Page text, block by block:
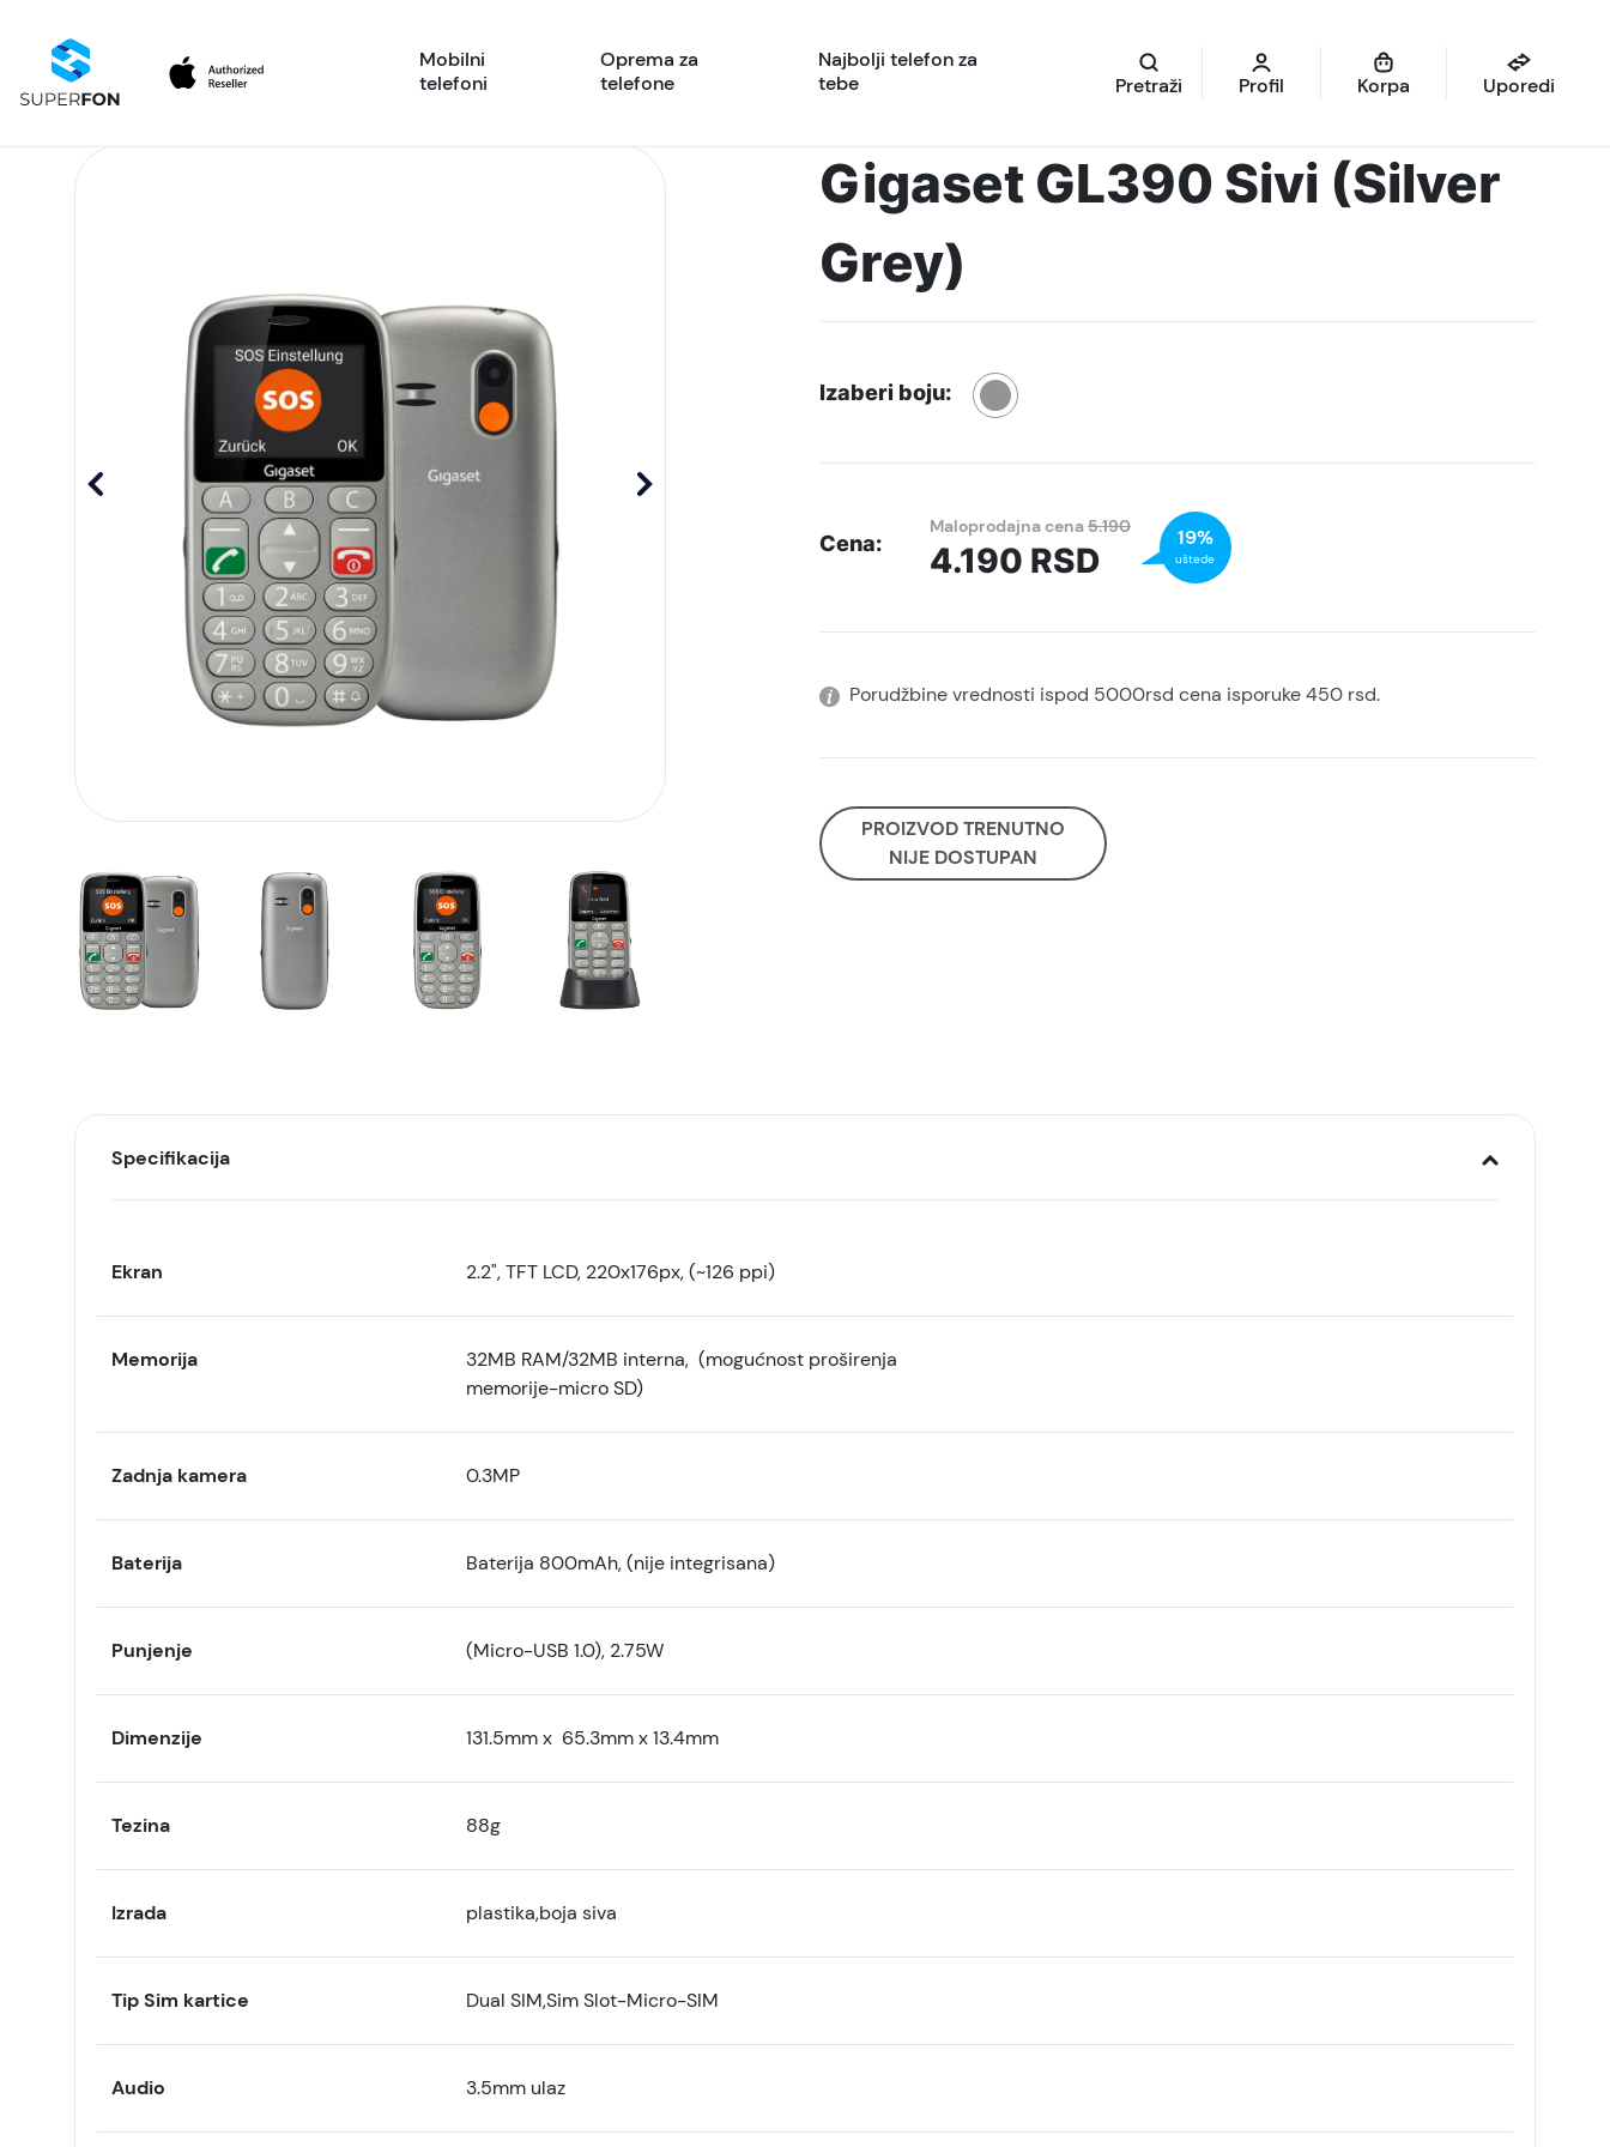
Mobilni
telefoni
Oprema za
telefone
Najbolji telefon za
tebe
Pretraži Profil Korpa Uporedi
Gigaset GL390 Sivi (Silver
Grey)
Izaberi boju:
Cena:
Maloprodajna cena5.190
4.190 RSD
19%
uštede
Porudžbine vrednosti ispod 5000rsd cena isporuke 450 rsd.
PROIZVOD TRENUTNO
NIJE DOSTUPAN
Specifikacija
Ekran 2.2", TFT LCD, 220x176px, (~126 ppi)
Memorija
32MB RAM/32MB interna, (mogućnost proširenja
memorije-micro SD)
Zadnja kamera 0.3MP
Baterija Baterija 800mAh, (nije integrisana)
Punjenje (Micro-USB 1.0), 2.75W
Dimenzije 131.5mm x 65.3mm x 13.4mm
Tezina 88g
Izrada plastika,boja siva
Tip Sim kartice Dual SIM,Sim Slot-Micro-SIM
Audio 3.5mm ulaz